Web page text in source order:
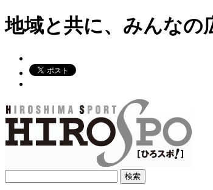
地域と共に、みんなの